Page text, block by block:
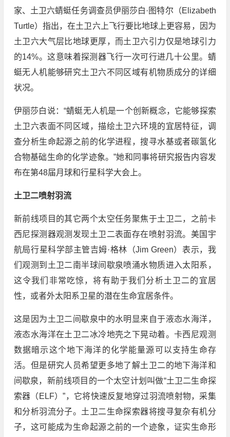
家、土卫六蜻蜓任务调查员伊丽莎白·图特尔（Elizabeth
Turtle）指出，在土卫六上飞行要比地球上更容易，因为
土卫六大气层比地球更厚，而土卫六引力仅是地球引力
的14%。这意味着探测器飞行一次可行进几十公里。蜻
蜓无人机能够研究土卫六不同区域有机物质成分的详细
状况。
伊丽莎白说：“蜻蜓无人机是一个创新概念，它能够探索
土卫六表面不同区域，描绘土卫六环境的宜居特征，调
查分析生命起源之前的化学进程，搜寻水基或者碳氢化
合物基础生命的化学迹象。”她和同事将研究报告内容发
布在第48届月球和行星科学大会上。
土卫二喷射羽流
新前线项目的其它两个太空任务聚焦于土卫二，之前卡
西尼探测器观测发现土卫二表面存在喷射羽流。美国宇
航局行星科学部主管吉姆·格林（Jim Green）表示，我
们观测到土卫二南半球间歇泉喷涌水物质进入太阳系，
这令我们非常吃惊，将有助于我们分析土卫二的宜居
性，或者外太阳系卫星的潜在生命宜居条件。
这是因为土卫二间歇泉中的水明显来自于液态水海洋，
液态水海洋在土卫二冰冷地壳之下晃动着。卡西尼观测
数据暗示这个地下海洋的化学能量源可以支持生命存
活。但是研究人员希望更多地了解土卫二的地下海洋和
间歇泉，新前线项目的一个太空计划叫做“土卫二生命探
索器（ELF）”，它将快速反复地穿过羽流喷射物，采集
和分析羽流分子。土卫二生命探索器将搜寻复杂有机分
子，这可能成为生命起源之前的一个迹象，证实生命形